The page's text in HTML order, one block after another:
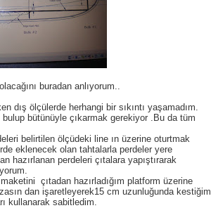
buradan anlıyorum..
dış ölçülerde herhangi bir sıkıntı yaşamadım.
bütünüyle çıkarmak gerekiyor .Bu da tüm
belirtilen ölçüdeki line ın üzerine oturtmak
eklenecek olan tahtalarla perdeler yere
hazırlanan perdeleri çıtalara yapıştırarak
çıtadan hazırladığım platform üzerine
dan işaretleyerek15 cm uzunluğunda kestiğim
kullanarak sabitledim.